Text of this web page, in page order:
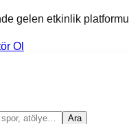
gelen etkinlik platformu
Ol
Ara